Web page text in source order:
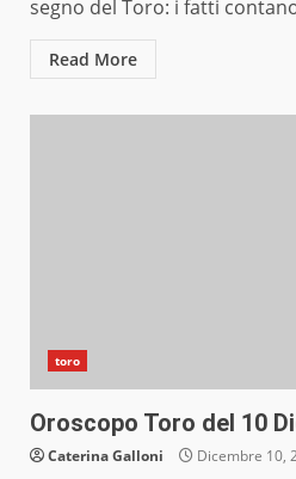
segno del Toro: i fatti
Read More
toro
Oroscopo Toro del 10
Caterina Galloni Dicembre 10,